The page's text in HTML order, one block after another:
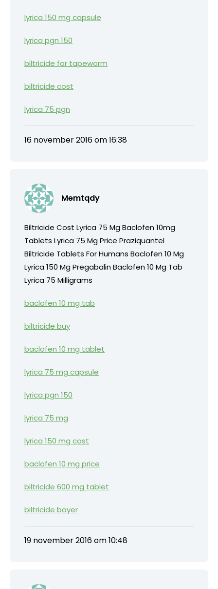
lyrica 150 mg capsule
lyrica pgn 150
biltricide for tapeworm
biltricide cost
lyrica 75 pgn
16 november 2016 om 16:38
Memtqdy
Biltricide Cost Lyrica 75 Mg Baclofen 10mg
Tablets Lyrica 75 Mg Price Praziquantel
Biltricide Tablets For Humans Baclofen 10 Mg
Lyrica 150 Mg Pregabalin Baclofen 10 Mg Tab
Lyrica 75 Milligrams
baclofen 10 mg tab
biltricide buy
baclofen 10 mg tablet
lyrica 75 mg capsule
lyrica pgn 150
lyrica 75 mg
lyrica 150 mg cost
baclofen 10 mg price
biltricide 600 mg tablet
biltricide bayer
19 november 2016 om 10:48